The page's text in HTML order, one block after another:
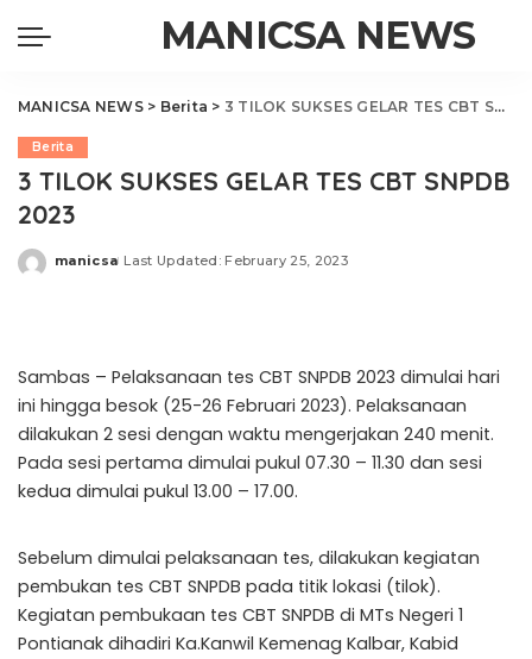
MANICSA NEWS
MANICSA NEWS> Berita > 3 TILOK SUKSES GELAR TES CBT SNPDB 2023
Berita
3 TILOK SUKSES GELAR TES CBT SNPDB
2023
Posted
manicsa Last Updated: February 25, 2023
Sambas – Pelaksanaan tes CBT SNPDB 2023 dimulai hari
ini hingga besok (25-26 Februari 2023). Pelaksanaan
dilakukan 2 sesi dengan waktu mengerjakan 240 menit.
Pada sesi pertama dimulai pukul 07.30 – 11.30 dan sesi
kedua dimulai pukul 13.00 – 17.00.
Sebelum dimulai pelaksanaan tes, dilakukan kegiatan
pembukan tes CBT SNPDB pada titik lokasi (tilok).
Kegiatan pembukaan tes CBT SNPDB di MTs Negeri 1
Pontianak dihadiri Ka.Kanwil Kemenag Kalbar, Kabid